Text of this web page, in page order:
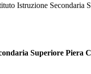
Istruzione Secondaria
Superiore Piera